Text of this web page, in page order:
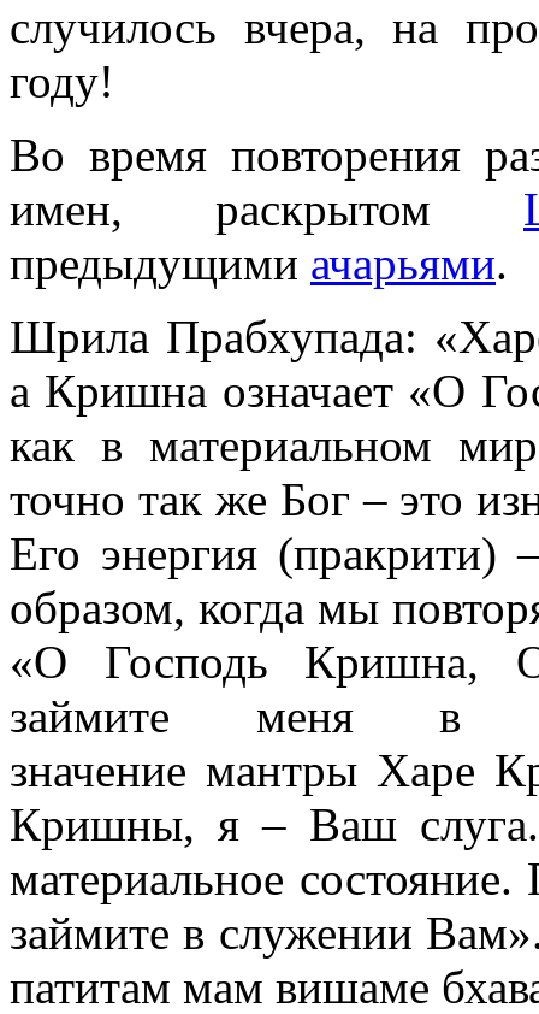
случилось вчера, на
году!
Во время повторения
имен, раскрытом
предыдущими ачарьями.
Шрила Прабхупада:
а Кришна означает «O
как в материальном
точно так же Бог – это
Его энергия (пракрити)
образом, когда мы
«O Господь Кришна,
займите меня в
значение мантры Харе
Кришны, я – Ваш
материальное
займите в служении
патитам мам вишаме